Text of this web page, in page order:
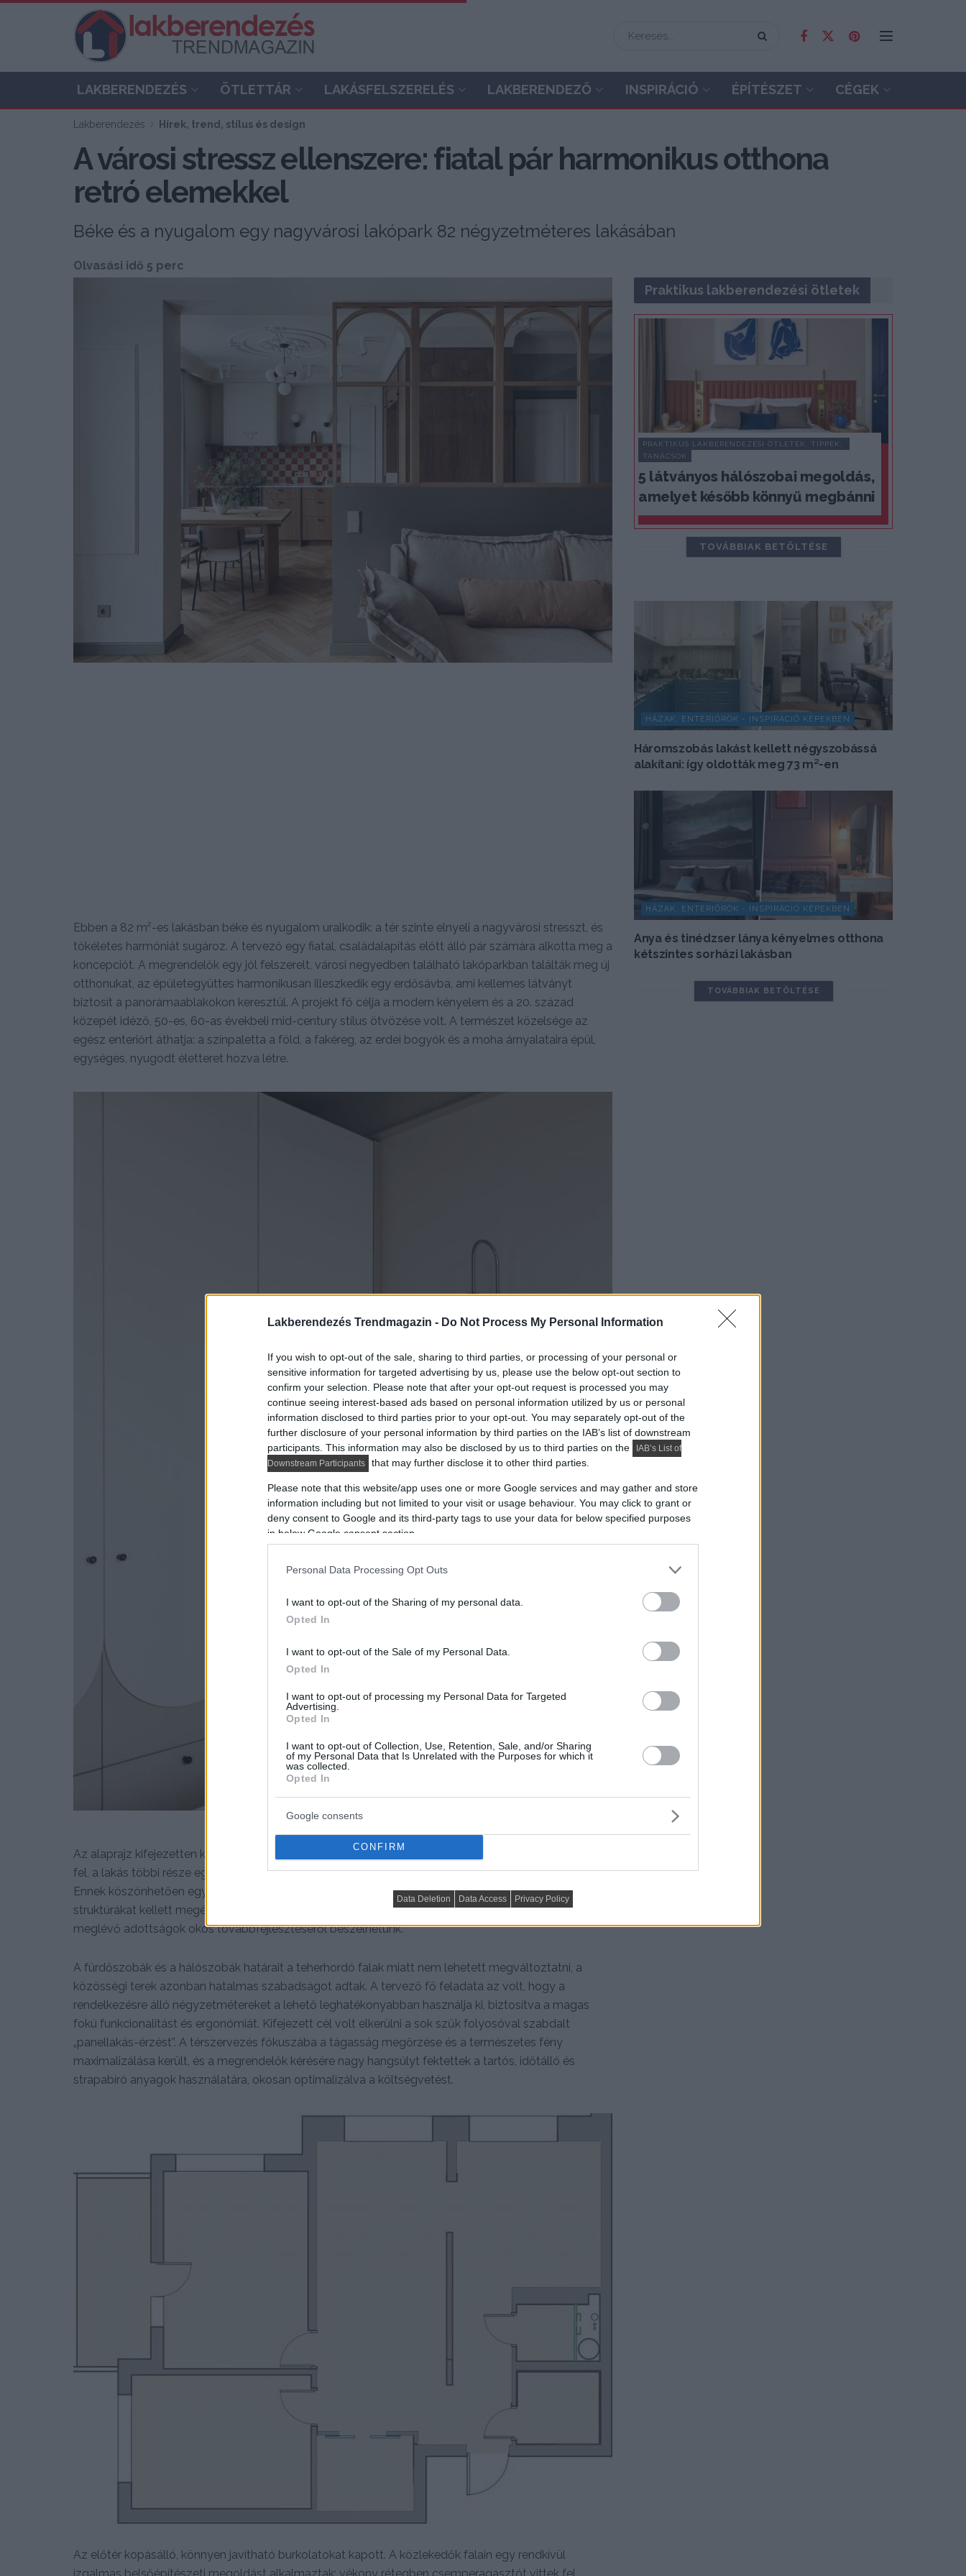
Lakberendezés Trendmagazin - Do Not Process My Personal Information
If you wish to opt-out of the sale, sharing to third parties, or processing of your personal or
sensitive information for targeted advertising by us, please use the below opt-out section to
confirm your selection. Please note that after your opt-out request is processed you may
continue seeing interest-based ads based on personal information utilized by us or personal
information disclosed to third parties prior to your opt-out. You may separately opt-out of the
further disclosure of your personal information by third parties on the IAB’s list of downstream
participants. This information may also be disclosed by us to third parties on the
IAB’s List of
Downstream Participants
that may further disclose it to other third parties.
Please note that this website/app uses one or more Google services and may gather and store
information including but not limited to your visit or usage behaviour. You may click to grant or
deny consent to Google and its third-party tags to use your data for below specified purposes
in below Google consent section.
Personal Data Processing Opt Outs
I want to opt-out of the Sharing of my personal data.
Opted In
I want to opt-out of the Sale of my Personal Data.
Opted In
I want to opt-out of processing my Personal Data for Targeted
Advertising.
Opted In
I want to opt-out of Collection, Use, Retention, Sale, and/or Sharing
of my Personal Data that Is Unrelated with the Purposes for which it
was collected.
Opted In
Google consents
CONFIRM
Data Deletion Data Access Privacy Policy
LAKBERENDEZÉS ÖTLETTÁR LAKÁSFELSZERELÉS LAKBERENDEZŐ INSPIRÁCIÓ ÉPÍTÉSZET CÉGEK
Lakberendezés Hírek, trend, stílus és design
A városi stressz ellenszere: fiatal pár harmonikus otthona
retró elemekkel
Béke és a nyugalom egy nagyvárosi lakópark 82 négyzetméteres lakásában
Olvasási idő 5 perc
Ebben a 82 m²-es lakásban béke és nyugalom uralkodik: a tér szinte elnyeli a nagyvárosi stresszt, és
tökéletes harmóniát sugároz. A tervező egy fiatal, családalapítás előtt álló pár számára alkotta meg a
koncepciót. A megrendelők egy jól felszerelt, városi negyedben található lakóparkban találták meg új
otthonukat, az épületegyüttes harmonikusan illeszkedik egy erdősávba, ami kellemes látványt
biztosít a panorámaablakokon keresztül. A projekt fő célja a modern kényelem és a 20. század
közepét idéző, 50-es, 60-as évekbeli mid-century stílus ötvözése volt. A természet közelsége az
egész enteriőrt áthatja: a színpaletta a föld, a fakéreg, az erdei bogyók és a moha árnyalataira épül,
egységes, nyugodt életteret hozva létre.
Az alaprajz kifejezetten kedvező volt: az építtető csupán a vizesblokkok és a hálószobák falait húzta
fel, a lakás többi része egyetlen nyitott, formálható térként várta a belsőépítészeti megoldásokat.
Ennek köszönhetően egyáltalán nem volt szükség bontási munkálatokra, csupán az új, funkcionális
struktúrákat kellett megépíteni. A tervezés során nem is annyira klasszikus átalakításról, mint inkább a
meglévő adottságok okos továbbfejlesztéséről beszélhetünk.
A fürdőszobák és a hálószobák határait a teherhordó falak miatt nem lehetett megváltoztatni, a
közösségi terek azonban hatalmas szabadságot adtak. A tervező fő feladata az volt, hogy a
rendelkezésre álló négyzetmétereket a lehető leghatékonyabban használja ki, biztosítva a magas
fokú funkcionalitást és ergonómiát. Kifejezett cél volt elkerülni a sok szűk folyosóval szabdalt
„panellakás-érzést”. A térszervezés fókuszába a tágasság megőrzése és a természetes fény
maximalizálása került, és a megrendelők kérésére nagy hangsúlyt fektettek a tartós, időtálló és
strapabíró anyagok használatára, okosan optimalizálva a költségvetést.
Az előtér kopásálló, könnyen javítható burkolatokat kapott. A közlekedők falain egy rendkívül
izgalmas belsőépítészeti megoldást alkalmaztak: vékony rétegben csemperagasztót vittek fel,
Praktikus lakberendezési ötletek
PRAKTIKUS LAKBERENDEZÉSI ÖTLETEK, TIPPEK,
TANÁCSOK
5 látványos hálószobai megoldás,
amelyet később könnyű megbánni
TOVÁBBIAK BETÖLTÉSE
HÁZAK, ENTERIŐRÖK - INSPIRÁCIÓ KÉPEKBEN
Háromszobás lakást kellett négyszobássá
alakítani: így oldották meg 73 m²-en
HÁZAK, ENTERIŐRÖK - INSPIRÁCIÓ KÉPEKBEN
Anya és tinédzser lánya kényelmes otthona
kétszintes sorházi lakásban
TOVÁBBIAK BETÖLTÉSE